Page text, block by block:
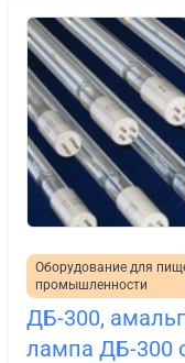
Оборудование для
промышленности
ДБ-300,
лампа ДБ-300